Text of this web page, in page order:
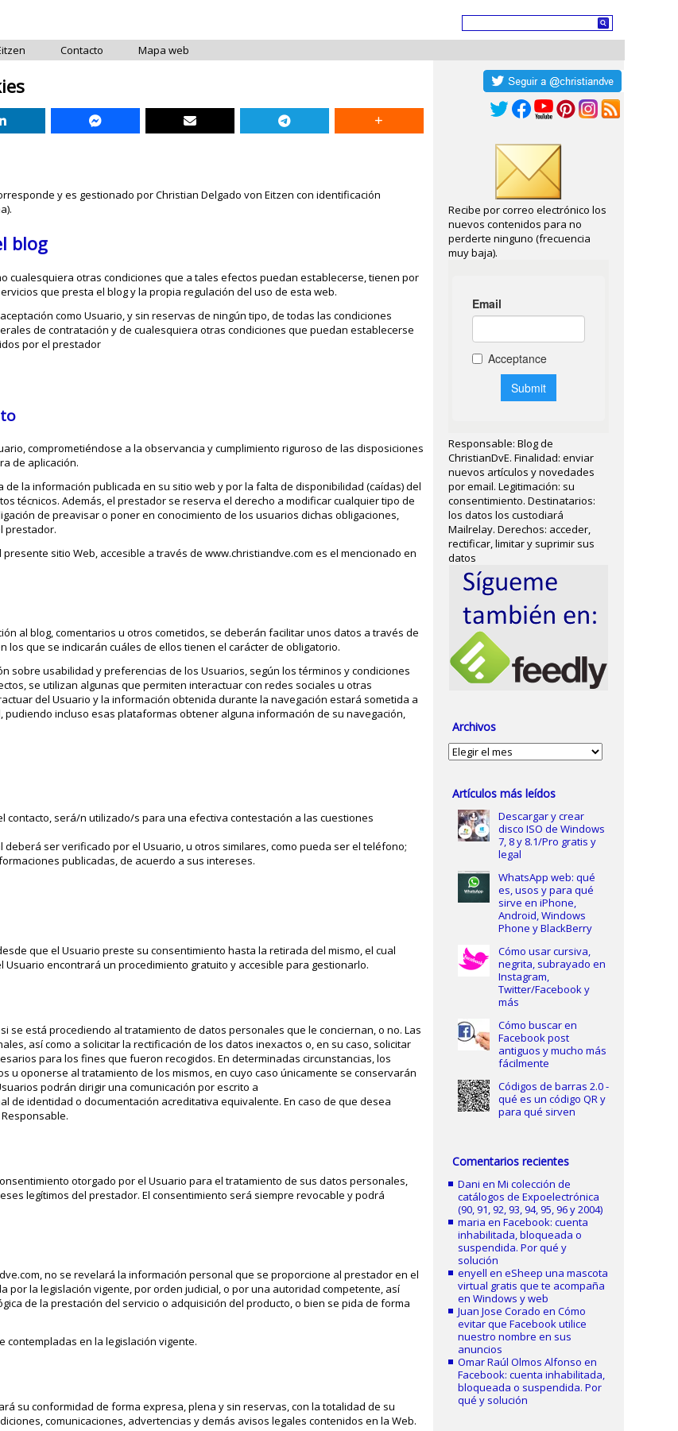
Contacto Mapa web
y es gestionado por Christian Delgado von Eitzen con identificación
blog
cualesquiera otras condiciones que a tales efectos puedan establecerse, tienen por
que presta el blog y la propia regulación del uso de esta web.
como Usuario, y sin reservas de ningún tipo, de todas las condiciones
de contratación y de cualesquiera otras condiciones que puedan establecerse
por el prestador
comprometiéndose a la observancia y cumplimiento riguroso de las disposiciones
de aplicación.
la información publicada en su sitio web y por la falta de disponibilidad (caídas) del
técnicos. Además, el prestador se reserva el derecho a modificar cualquier tipo de
de preavisar o poner en conocimiento de los usuarios dichas obligaciones,
prestador.
sitio Web, accesible a través de www.christiandve.com es el mencionado en
al blog, comentarios u otros cometidos, se deberán facilitar unos datos a través de
que se indicarán cuáles de ellos tienen el carácter de obligatorio.
sobre usabilidad y preferencias de los Usuarios, según los términos y condiciones
se utilizan algunas que permiten interactuar con redes sociales u otras
del Usuario y la información obtenida durante la navegación estará sometida a
incluso esas plataformas obtener alguna información de su navegación,
contacto, será/n utilizado/s para una efectiva contestación a las cuestiones
deberá ser verificado por el Usuario, u otros similares, como pueda ser el teléfono;
publicadas, de acuerdo a sus intereses.
que el Usuario preste su consentimiento hasta la retirada del mismo, el cual
encontrará un procedimiento gratuito y accesible para gestionarlo.
se está procediendo al tratamiento de datos personales que le conciernan, o no. Las
así como a solicitar la rectificación de los datos inexactos o, en su caso, solicitar
para los fines que fueron recogidos. En determinadas circunstancias, los
oponerse al tratamiento de los mismos, en cuyo caso únicamente se conservarán
podrán dirigir una comunicación por escrito a
de identidad o documentación acreditativa equivalente. En caso de que desea
otorgado por el Usuario para el tratamiento de sus datos personales,
legítimos del prestador. El consentimiento será siempre revocable y podrá
no se revelará la información personal que se proporcione al prestador en el
la legislación vigente, por orden judicial, o por una autoridad competente, así
de la prestación del servicio o adquisición del producto, o bien se pida de forma
en la legislación vigente.
su conformidad de forma expresa, plena y sin reservas, con la totalidad de su
comunicaciones, advertencias y demás avisos legales contenidos en la Web.
Recibe por correo electrónico los
nuevos contenidos para no
perderte ninguno (frecuencia
muy baja).
Responsable: Blog de
ChristianDvE. Finalidad: enviar
nuevos artículos y novedades
por email. Legitimación: su
consentimiento. Destinatarios:
los datos los custodiará
Mailrelay. Derechos: acceder,
rectificar, limitar y suprimir sus
datos
Archivos
Archivos
Artículos más leídos
Descargar y crear
disco ISO de Windows
7, 8 y 8.1/Pro gratis y
legal
WhatsApp web: qué
es, usos y para qué
sirve en iPhone,
Android, Windows
Phone y BlackBerry
Cómo usar cursiva,
negrita, subrayado en
Instagram,
Twitter/Facebook y
más
Cómo buscar en
Facebook post
antiguos y mucho más
fácilmente
Códigos de barras 2.0 -
qué es un código QR y
para qué sirven
Comentarios recientes
Dani enMi colección de
catálogos de Expoelectrónica
(90, 91, 92, 93, 94, 95, 96 y 2004)
maria enFacebook: cuenta
inhabilitada, bloqueada o
suspendida. Por qué y
solución
enyell eneSheep una mascota
virtual gratis que te acompaña
en Windows y web
Juan Jose Corado enCómo
evitar que Facebook utilice
nuestro nombre en sus
anuncios
Omar Raúl Olmos Alfonso en
Facebook: cuenta inhabilitada,
bloqueada o suspendida. Por
qué y solución